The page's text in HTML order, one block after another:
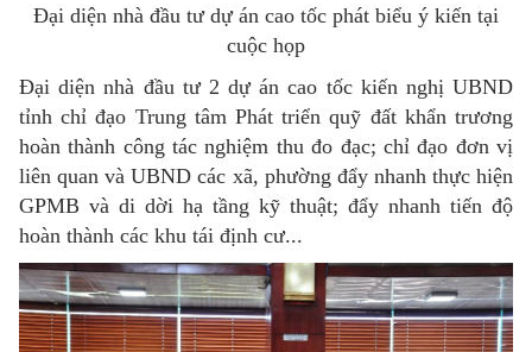
Đại diện nhà đầu tư dự án cao tốc phát biểu ý kiến tại
cuộc họp
Đại diện nhà đầu tư 2 dự án cao tốc kiến nghị UBND
tỉnh chỉ đạo Trung tâm Phát triển quỹ đất khẩn trương
hoàn thành công tác nghiệm thu đo đạc; chỉ đạo đơn vị
liên quan và UBND các xã, phường đẩy nhanh thực hiện
GPMB và di dời hạ tầng kỹ thuật; đẩy nhanh tiến độ
hoàn thành các khu tái định cư...